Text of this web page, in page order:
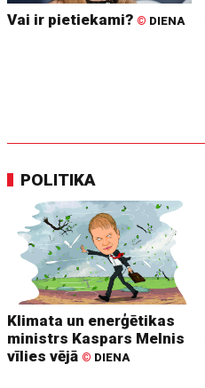
Vai ir pietiekami? © DIENA
POLITIKA
Klimata un enerģētikas
ministrs Kaspars Melnis
vīlies vējā © DIENA